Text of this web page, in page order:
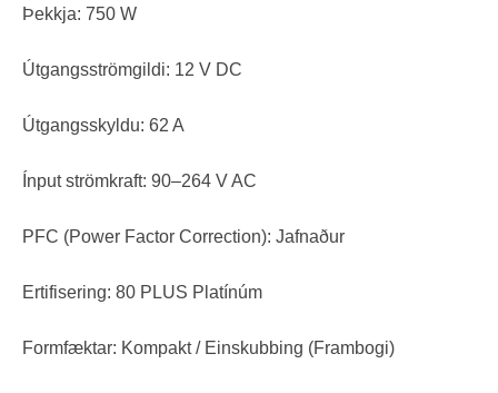
Þekkja: 750 W
Útgangsströmgildi: 12 V DC
Útgangsskyldu: 62 A
Ínput strömkraft: 90–264 V AC
PFC (Power Factor Correction): Jafnaður
Ertifisering: 80 PLUS Platínúm
Formfæktar: Kompakt / Einskubbing (Frambogi)